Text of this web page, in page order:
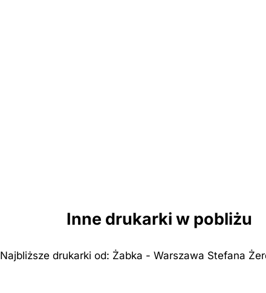
Inne drukarki w pobliżu
Najbliższe drukarki od: Żabka - Warszawa Stefana